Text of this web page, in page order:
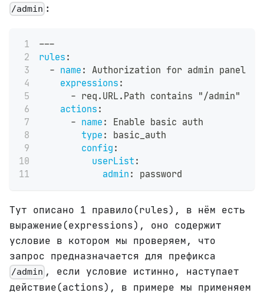
/admin :
---
rules :
- name :
Authorization for admin panel
expressions :
- req.URL.Path contains "/admin"
actions :
- name :
Enable basic auth
type :
basic_auth
config :
userList :
admin : password
Тут описано 1 правило(rules), в нём есть
выражение(expressions), оно содержит
условие в котором мы проверяем, что
запрос предназначается для префикса
/admin , если условие истинно, наступает
действие(actions), в примере мы применяем